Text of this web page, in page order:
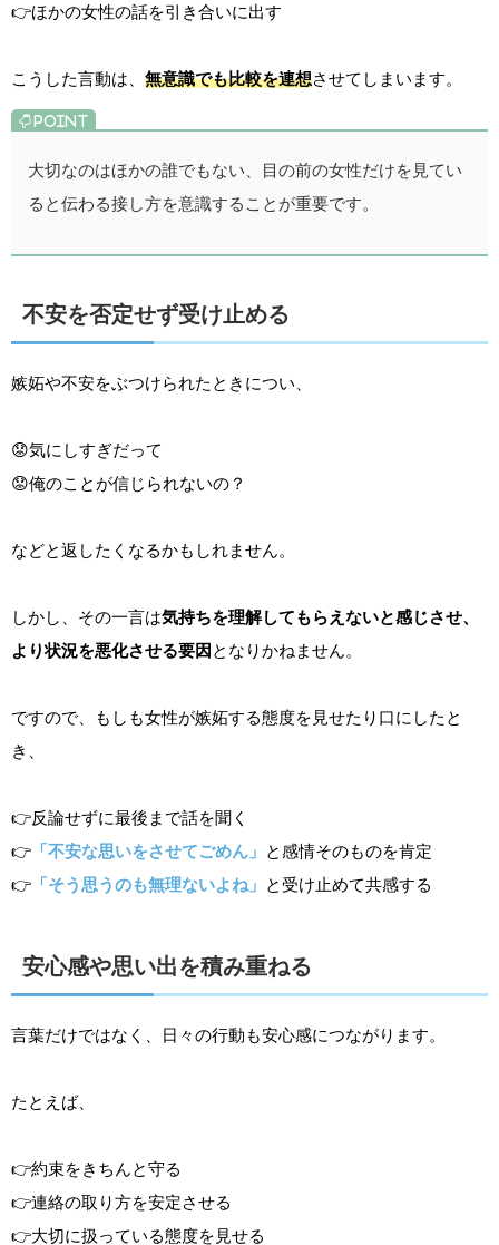
👉ほかの女性の話を引き合いに出す
こうした言動は、 無意識でも比較を連想させてしまいます。
大切なのはほかの誰でもない、目の前の女性だけを見てい
ると伝わる接し方を意識することが重要です。
不安を否定せず受け止める
嫉妬や不安をぶつけられたときについ、
😟気にしすぎだって
😟俺のことが信じられないの？
などと返したくなるかもしれません。
しかし、その一言は気持ちを理解してもらえないと感じさせ、
より状況を悪化させる要因 となりかねません。
ですので、もしも女性が嫉妬する態度を見せたり口にしたと
き、
👉反論せずに最後まで話を聞く
👉 「不安な思いをさせてごめん」 と感情そのものを肯定
👉 「そう思うのも無理ないよね」 と受け止めて共感する
安心感や思い出を積み重ねる
言葉だけではなく、日々の行動も安心感につながります。
たとえば、
👉約束をきちんと守る
👉連絡の取り方を安定させる
👉大切に扱っている態度を見せる